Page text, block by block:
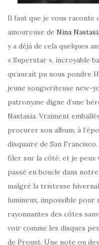
Il faut que je vous raconte
amoureuse de Nina
y a déjà de cela quelques
« Superstar », incroyable
qu’aurait pu nous pondre
jeune songwriteuse new-
patronyme digne d’une
Nastasia. Vraiment
procurer son album, à
disquaire de San
filer sur la côté, et je peux
passé en boucle dans
malgré la tristesse
lumineux, impossible pour
rayonnantes des côtes
voir comme les disques
de Proust. Une note ou